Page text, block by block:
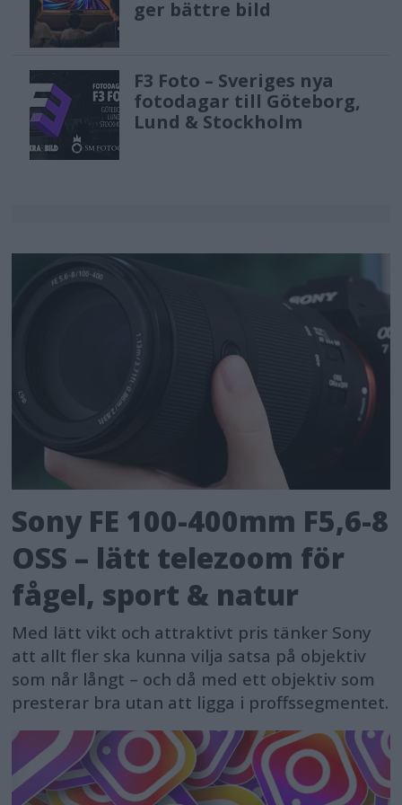
ger bättre bild
F3 Foto – Sveriges nya
fotodagar till Göteborg,
Lund & Stockholm
Sony FE 100-400mm F5,6-8
OSS – lätt telezoom för
fågel, sport & natur
Med lätt vikt och attraktivt pris tänker Sony
att allt fler ska kunna vilja satsa på objektiv
som når långt – och då med ett objektiv som
presterar bra utan att ligga i proffssegmentet.